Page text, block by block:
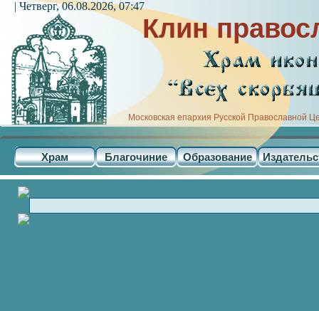
Клин
Московская епархия Русской Православной
Храм Благочиние Образование
| Четверг, 06.08.2026, 07:47